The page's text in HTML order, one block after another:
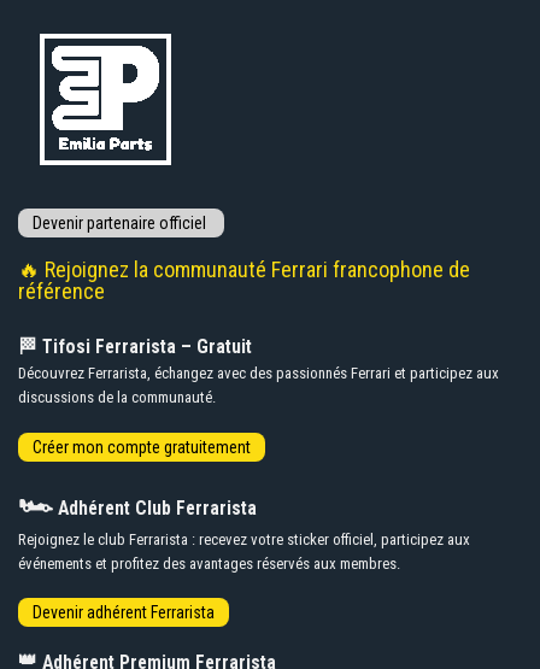
🔥 Rejoignez la communauté Ferrari francophone de
référence
🏁 Tifosi Ferrarista – Gratuit
Découvrez Ferrarista, échangez avec des passionnés Ferrari et participez aux
discussions de la communauté.
🏎️ Adhérent Club Ferrarista
Rejoignez le club Ferrarista : recevez votre sticker officiel, participez aux
événements et profitez des avantages réservés aux membres.
👑 Adhérent Premium Ferrarista